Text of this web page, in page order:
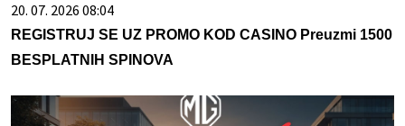
20. 07. 2026 08:04
REGISTRUJ SE UZ PROMO KOD CASINO Preuzmi 1500
BESPLATNIH SPINOVA